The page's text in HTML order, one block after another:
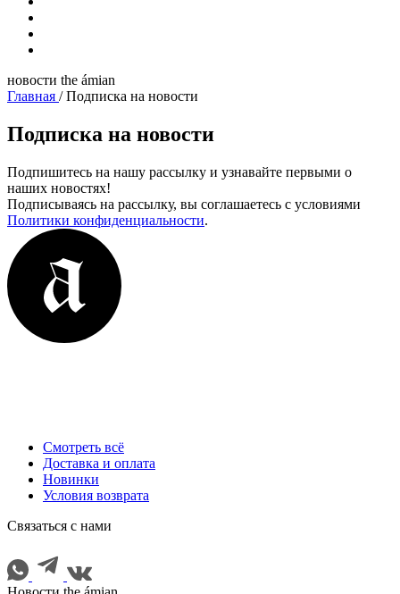
новости the ámian
Главная /Подписка на новости
Подписка на новости
Подпишитесь на нашу рассылку и узнавайте первыми о
наших новостях!
Подписываясь на рассылку, вы соглашаетесь с условиями
Политики конфиденциальности.
Смотреть всё
Доставка и оплата
Новинки
Условия возврата
Cвязаться с нами